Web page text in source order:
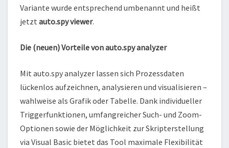
Variante wurde entsprechend umbenannt und heißt
jetzt auto.spy viewer.
Die (neuen) Vorteile von auto.spy analyzer
Mit auto.spy analyzer lassen sich Prozessdaten
lückenlos aufzeichnen, analysieren und visualisieren –
wahlweise als Grafik oder Tabelle. Dank individueller
Triggerfunktionen, umfangreicher Such- und Zoom-
Optionen sowie der Möglichkeit zur Skripterstellung
via Visual Basic bietet das Tool maximale Flexibilität